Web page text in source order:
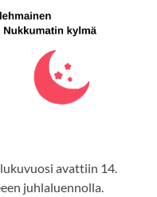
avattiin 14.
juhlaluennolla.